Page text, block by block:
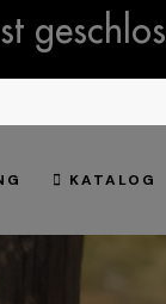
KATALOG